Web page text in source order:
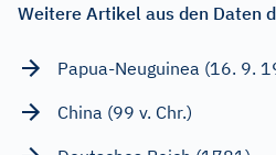
Weitere Artikel aus den Daten
Papua-Neuguinea (16. 9.
China (99 v. Chr.)